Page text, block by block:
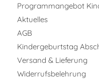
Programmangebot
Aktuelles
AGB
Kindergeburtstag
Versand & Lieferung
Widerrufsbelehrung